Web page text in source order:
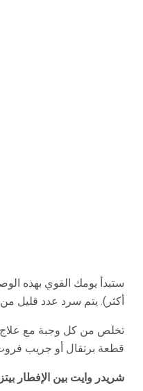
أكثر). يتم سرد عدد قليل
قطعة برتقال أو جريب فروت
شريدر وايت بين الإفطار